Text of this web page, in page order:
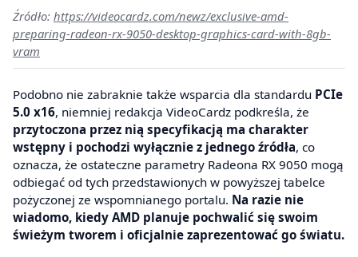
Źródło: https://videocardz.com/newz/exclusive-amd-
preparing-radeon-rx-9050-desktop-graphics-card-with-8gb-
vram
Podobno nie zabraknie także wsparcia dla standardu PCIe
5.0 x16, niemniej redakcja VideoCardz podkreśla, że
przytoczona przez nią specyfikacją ma charakter
wstępny i pochodzi wyłącznie z jednego źródła, co
oznacza, że ostateczne parametry Radeona RX 9050 mogą
odbiegać od tych przedstawionych w powyższej tabelce
pożyczonej ze wspomnianego portalu. Na razie nie
wiadomo, kiedy AMD planuje pochwalić się swoim
świeżym tworem i oficjalnie zaprezentować go światu.